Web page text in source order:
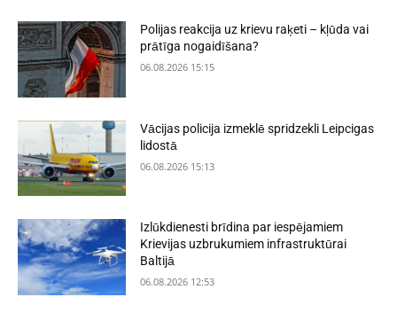
Polijas reakcija uz krievu raķeti – kļūda vai
prātīga nogaidīšana?
06.08.2026 15:15
Vācijas policija izmeklē spridzekli Leipcigas
lidostā
06.08.2026 15:13
Izlūkdienesti brīdina par iespējamiem
Krievijas uzbrukumiem infrastruktūrai
Baltijā
06.08.2026 12:53